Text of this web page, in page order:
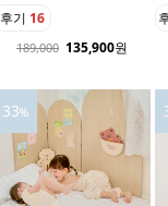
후기 16
189,000 135,900원
33%